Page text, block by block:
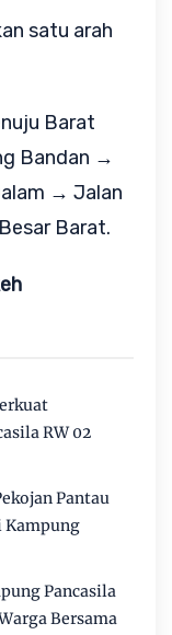
satu arah
Barat
Bandan →
→ Jalan
Barat.
RW 02
Pantau
Kampung
Pancasila
Bersama